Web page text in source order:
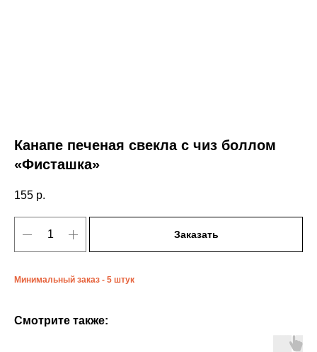
Канапе печеная свекла с чиз боллом
«Фисташка»
155 р.
Заказать
Минимальный заказ - 5 штук
Смотрите также: